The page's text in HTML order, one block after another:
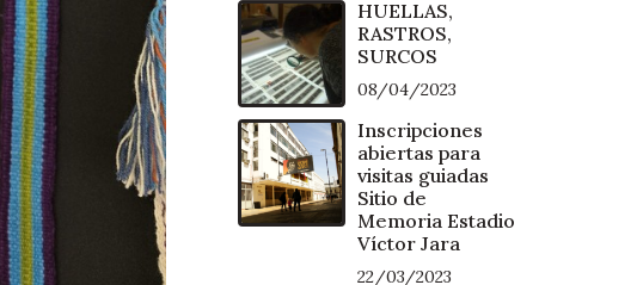
HUELLAS,
RASTROS,
SURCOS
08/04/2023
Inscripciones
abiertas para
visitas guiadas
Sitio de
Memoria Estadio
Víctor Jara
22/03/2023